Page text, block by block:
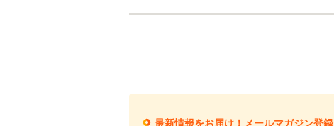
最新情報をお届け！メールマガジン登録